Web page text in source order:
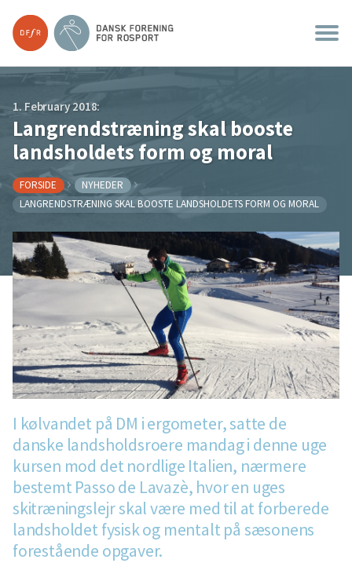
1. February 2018:
Langrendstræning skal booste
landsholdets form og moral
FORSIDE
NYHEDER
LANGRENDSTRÆNING SKAL BOOSTE LANDSHOLDETS FORM OG MORAL
I kølvandet på DM i ergometer, satte de
danske landsholdsroere mandag i denne uge
kursen mod det nordlige Italien, nærmere
bestemt Passo de Lavazè, hvor en uges
skitræningslejr skal være med til at forberede
landsholdet fysisk og mentalt på sæsonens
forestående opgaver.